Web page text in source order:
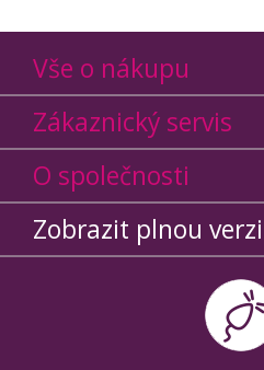
Vše o nákupu
Zákaznický servis
O společnosti
Zobrazit plnou